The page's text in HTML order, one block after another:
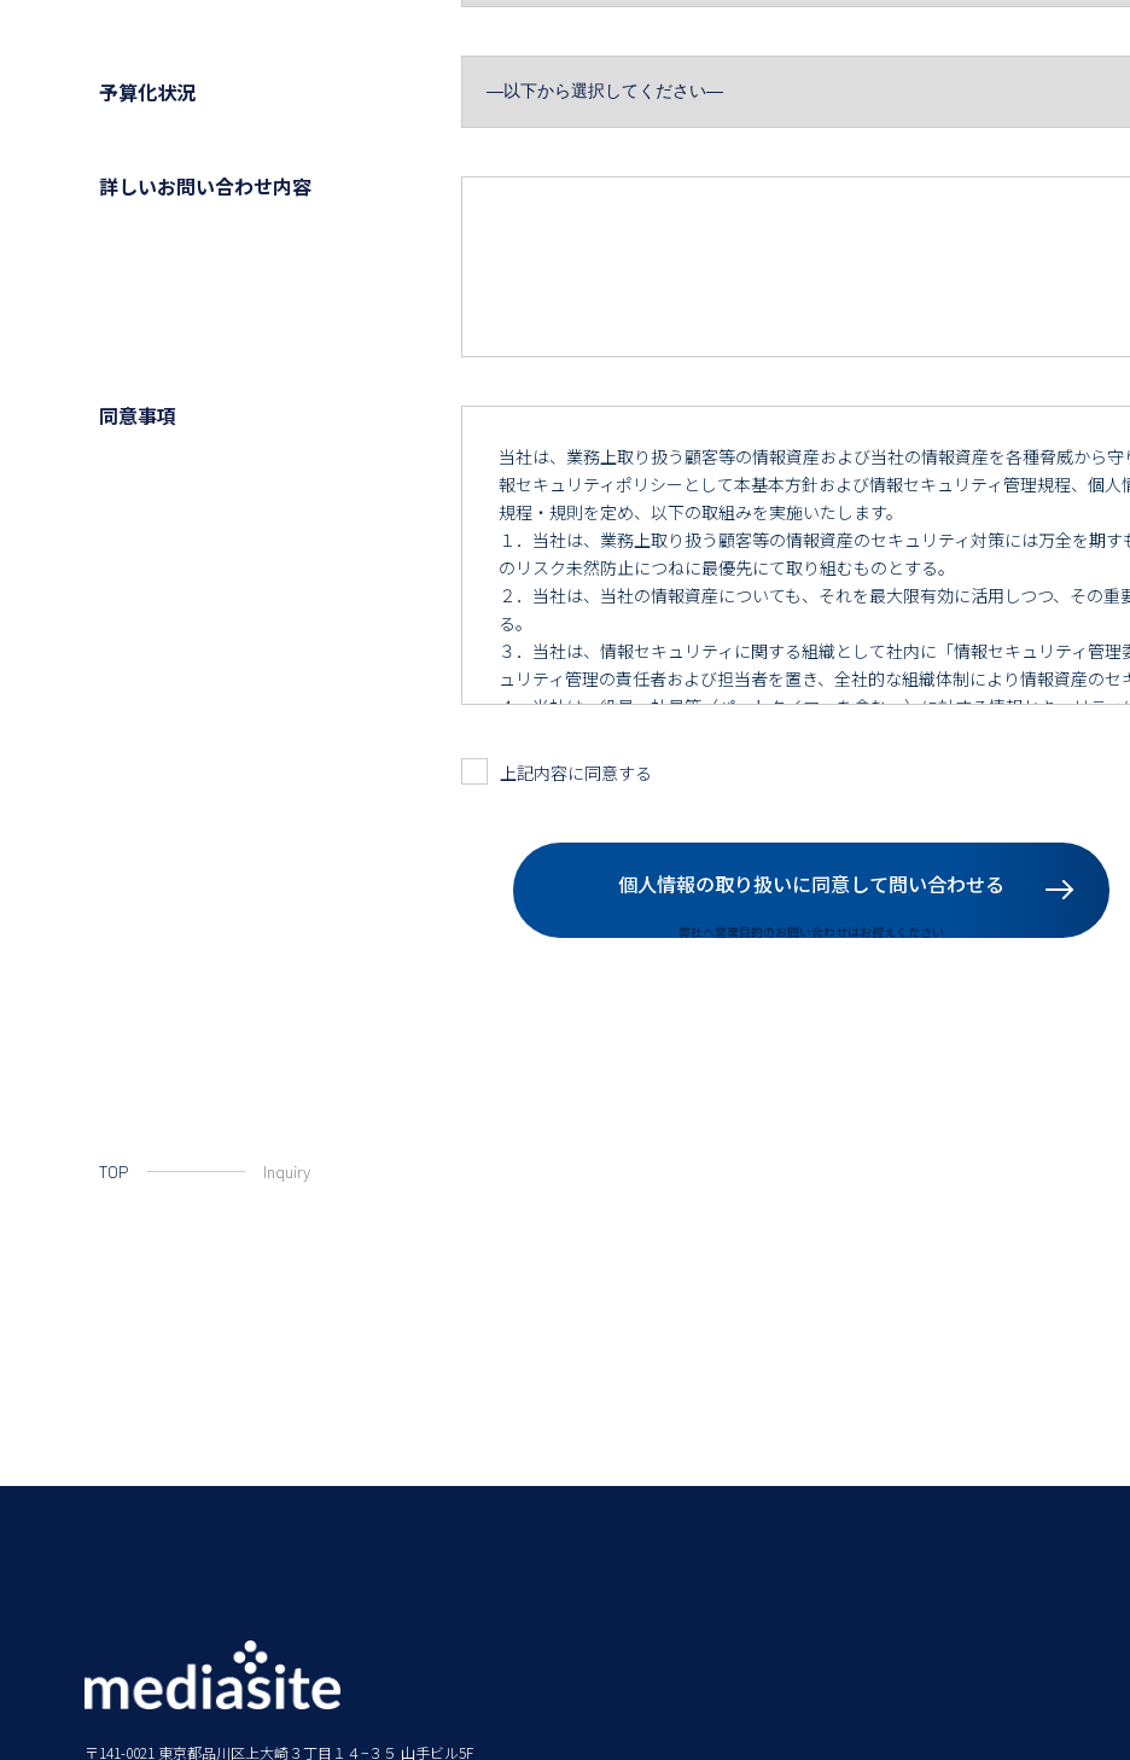
予算化状況
詳しいお問い合わせ内容
同意事項
当社は、業務上取り扱う顧客等の情報資産および当社の情報資産を各種脅威から
報セキュリティポリシーとして本基本方針および情報セキュリティ管理規程、個
規程・規則を定め、以下の取組みを実施いたします。
１．当社は、業務上取り扱う顧客等の情報資産のセキュリティ対策には万全を期
のリスク未然防止につねに最優先にて取り組むものとする。
２．当社は、当社の情報資産についても、それを最大限有効に活用しつつ、その
る。
３．当社は、情報セキュリティに関する組織として社内に「情報セキュリティ管
ュリティ管理の責任者および担当者を置き、全社的な組織体制により情報資産のセ
４．当社は、役員・社員等（パートタイマーを含む。）に対する情報セキュリテ
こに定められた義務と責任を果たすものとする。
５．当社は、技術の進歩や業務環境の変化等も考慮のうえ、情報資産のリスク評価
６．当社は、情報セキュリティに関する各種運用の状況等について定期的に監査
ことにより、情報セキュリティの確保に努めるものとする。
７．当社は、情報セキュリティを確保することにより、インターネット社会の秩
献する。
上記内容に同意する
個人情報の取り扱いに同意して問い合わせる
弊社へ営業目的のお問い合わせはお控えください
TOP Inquiry
〒141-0021 東京都品川区上大崎３丁目１４−３５ 山手ビル5F